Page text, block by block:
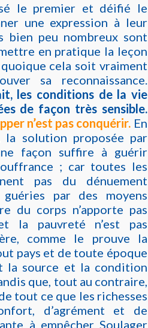
le premier et déifié le
une expression à leur
peu nombreux sont
en pratique la leçon
cela soit vraiment
sa reconnaissance.
les conditions de la vie
de façon très sensible.
n’est pas conquérir. En
la solution proposée par
façon suffire à guérir
; car toutes les
pas du dénuement
par des moyens
corps n’apporte pas
pauvreté n’est pas
comme le prouve la
pays et de toute époque
la source et la condition
que, tout au contraire,
tout ce que les richesses
d’agrément et de
à empêcher Soulager